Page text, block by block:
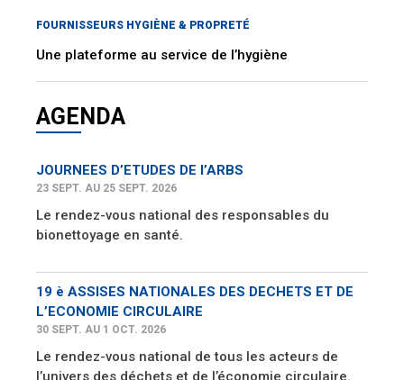
FOURNISSEURS HYGIÈNE & PROPRETÉ
Une plateforme au service de l’hygiène
AGENDA
JOURNEES D’ETUDES DE l’ARBS
23 SEPT. AU 25 SEPT. 2026
Le rendez-vous national des responsables du
bionettoyage en santé.
19 è ASSISES NATIONALES DES DECHETS ET DE
L’ECONOMIE CIRCULAIRE
30 SEPT. AU 1 OCT. 2026
Le rendez-vous national de tous les acteurs de